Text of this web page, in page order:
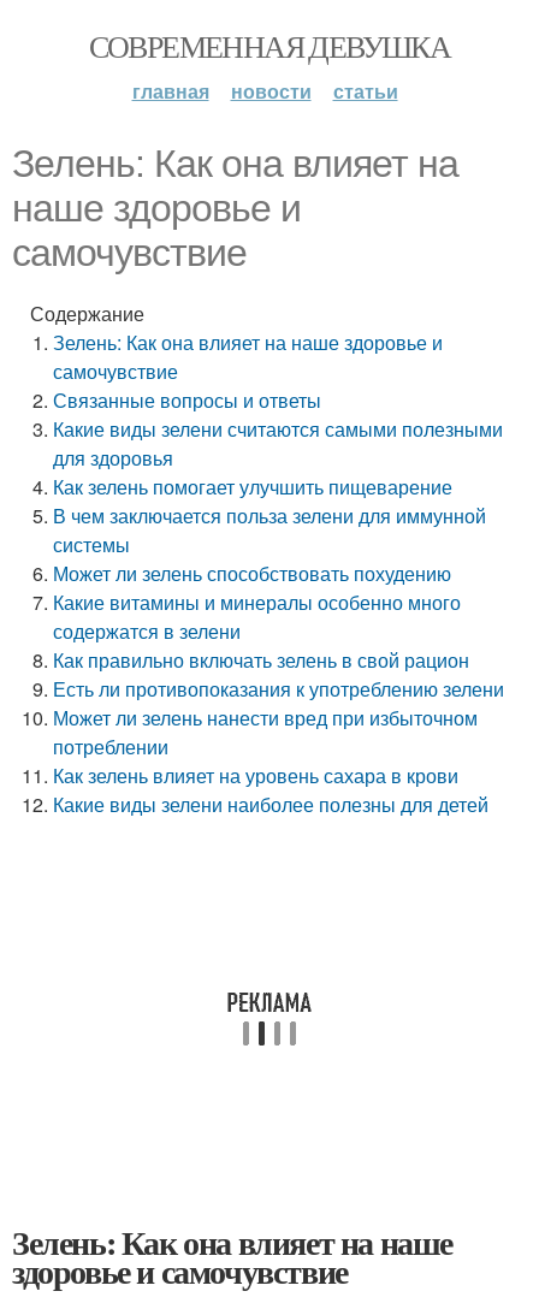
СОВРЕМЕННАЯ ДЕВУШКА
главная новости статьи
Зелень: Как она влияет на
наше здоровье и
самочувствие
Содержание
Зелень: Как она влияет на наше здоровье и
самочувствие
Связанные вопросы и ответы
Какие виды зелени считаются самыми полезными
для здоровья
Как зелень помогает улучшить пищеварение
В чем заключается польза зелени для иммунной
системы
Может ли зелень способствовать похудению
Какие витамины и минералы особенно много
содержатся в зелени
Как правильно включать зелень в свой рацион
Есть ли противопоказания к употреблению зелени
Может ли зелень нанести вред при избыточном
потреблении
Как зелень влияет на уровень сахара в крови
Какие виды зелени наиболее полезны для детей
Зелень: Как она влияет на наше
здоровье и самочувствие